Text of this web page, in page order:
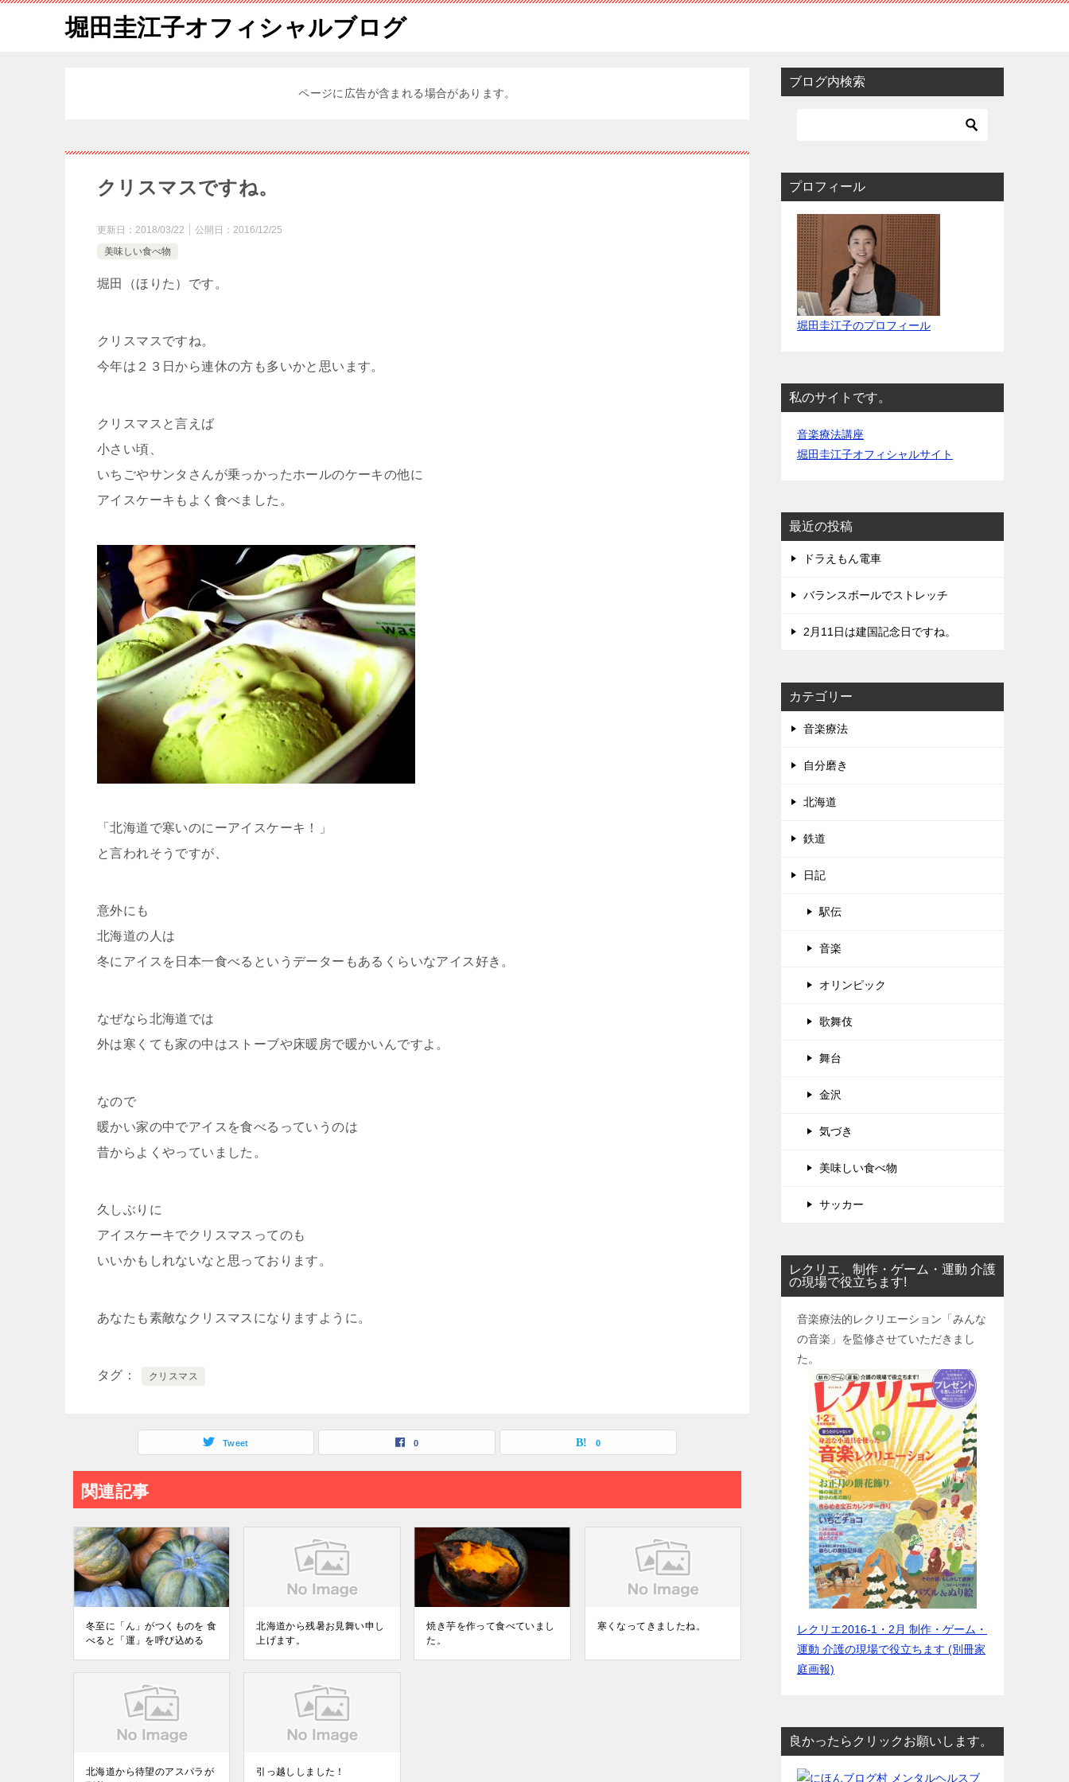
堀田圭江子オフィシャルブログ
ページに広告が含まれる場合があります。
クリスマスですね。
更新日： 2018/03/22 公開日： 2016/12/25
美味しい食べ物
堀田（ほりた）です。
クリスマスですね。
今年は２３日から連休の方も多いかと思います。
クリスマスと言えば
小さい頃、
いちごやサンタさんが乗っかったホールのケーキの他に
アイスケーキもよく食べました。
「北海道で寒いのにーアイスケーキ！」
と言われそうですが、
意外にも
北海道の人は
冬にアイスを日本一食べるというデーターもあるくらいなアイス好き。
なぜなら北海道では
外は寒くても家の中はストーブや床暖房で暖かいんですよ。
なので
暖かい家の中でアイスを食べるっていうのは
昔からよくやっていました。
久しぶりに
アイスケーキでクリスマスってのも
いいかもしれないなと思っております。
あなたも素敵なクリスマスになりますように。
タグ クリスマス
Tweet 0 0
関連記事
冬至に「ん」がつくものを 食
べると「運」を呼び込める
北海道から残暑お見舞い申し
上げます。
焼き芋を作って食べていまし
た。
寒くなってきましたね。
北海道から待望のアスパラが
引っ越ししました！
ブログ内検索
プロフィール
堀田圭江子のプロフィール
私のサイトです。
音楽療法講座
堀田圭江子オフィシャルサイト
最近の投稿
ドラえもん電車
バランスボールでストレッチ
2月11日は建国記念日ですね。
カテゴリー
音楽療法
自分磨き
北海道
鉄道
日記
駅伝
音楽
オリンピック
歌舞伎
舞台
金沢
気づき
美味しい食べ物
サッカー
レクリエ、制作・ゲーム・運動 介護
の現場で役立ちます!
音楽療法的レクリエーション「みんな
の音楽」を監修させていただきまし
た。
レクリエ2016-1・2月 制作・ゲーム・
運動 介護の現場で役立ちます (別冊家
庭画報)
良かったらクリックお願いします。